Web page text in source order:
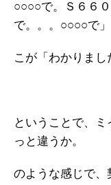
○○○○で。Ｓ６６
で。。。○○○○で」
こが「わかりまし
ということで、
っと違うか。
のような感じで、